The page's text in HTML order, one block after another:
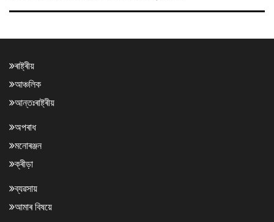
ৰাষ্ট্ৰীয়
আঞ্চলিক
আন্তঃৰাষ্ট্ৰীয়
অপৰাধ
মনোৰঞ্জন
ক্ৰীড়া
ব্যৱসায়
আমাৰ বিষয়ে